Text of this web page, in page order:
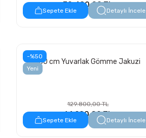
70.400,00 TL
Sepete Ekle Detaylı İncele
-%50
Yeni
150 cm Yuvarlak Gömme Jakuzi
129.800,00 TL
64.900,00 TL
Sepete Ekle Detaylı İncele